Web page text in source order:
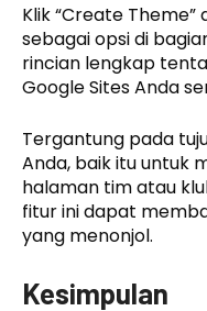
Klik “Create
sebagai opsi di
rincian lengkap
Google Sites Anda
Tergantung pada
Anda, baik itu untuk
halaman tim atau
fitur ini dapat
yang menonjol.
Kesimpulan